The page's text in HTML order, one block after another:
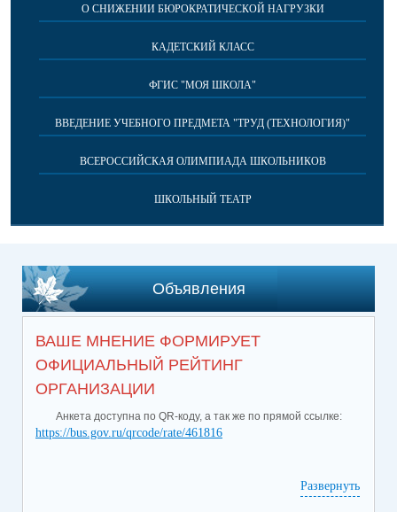
О СНИЖЕНИИ БЮРОКРАТИЧЕСКОЙ НАГРУЗКИ
КАДЕТСКИЙ КЛАСС
ФГИС "МОЯ ШКОЛА"
ВВЕДЕНИЕ УЧЕБНОГО ПРЕДМЕТА "ТРУД (ТЕХНОЛОГИЯ)"
ВСЕРОССИЙСКАЯ ОЛИМПИАДА ШКОЛЬНИКОВ
ШКОЛЬНЫЙ ТЕАТР
Объявления
ВАШЕ МНЕНИЕ ФОРМИРУЕТ
ОФИЦИАЛЬНЫЙ РЕЙТИНГ
ОРГАНИЗАЦИИ
Анкета доступна по QR-коду, а так же по прямой ссылке:
https://bus.gov.ru/qrcode/rate/461816
Развернуть